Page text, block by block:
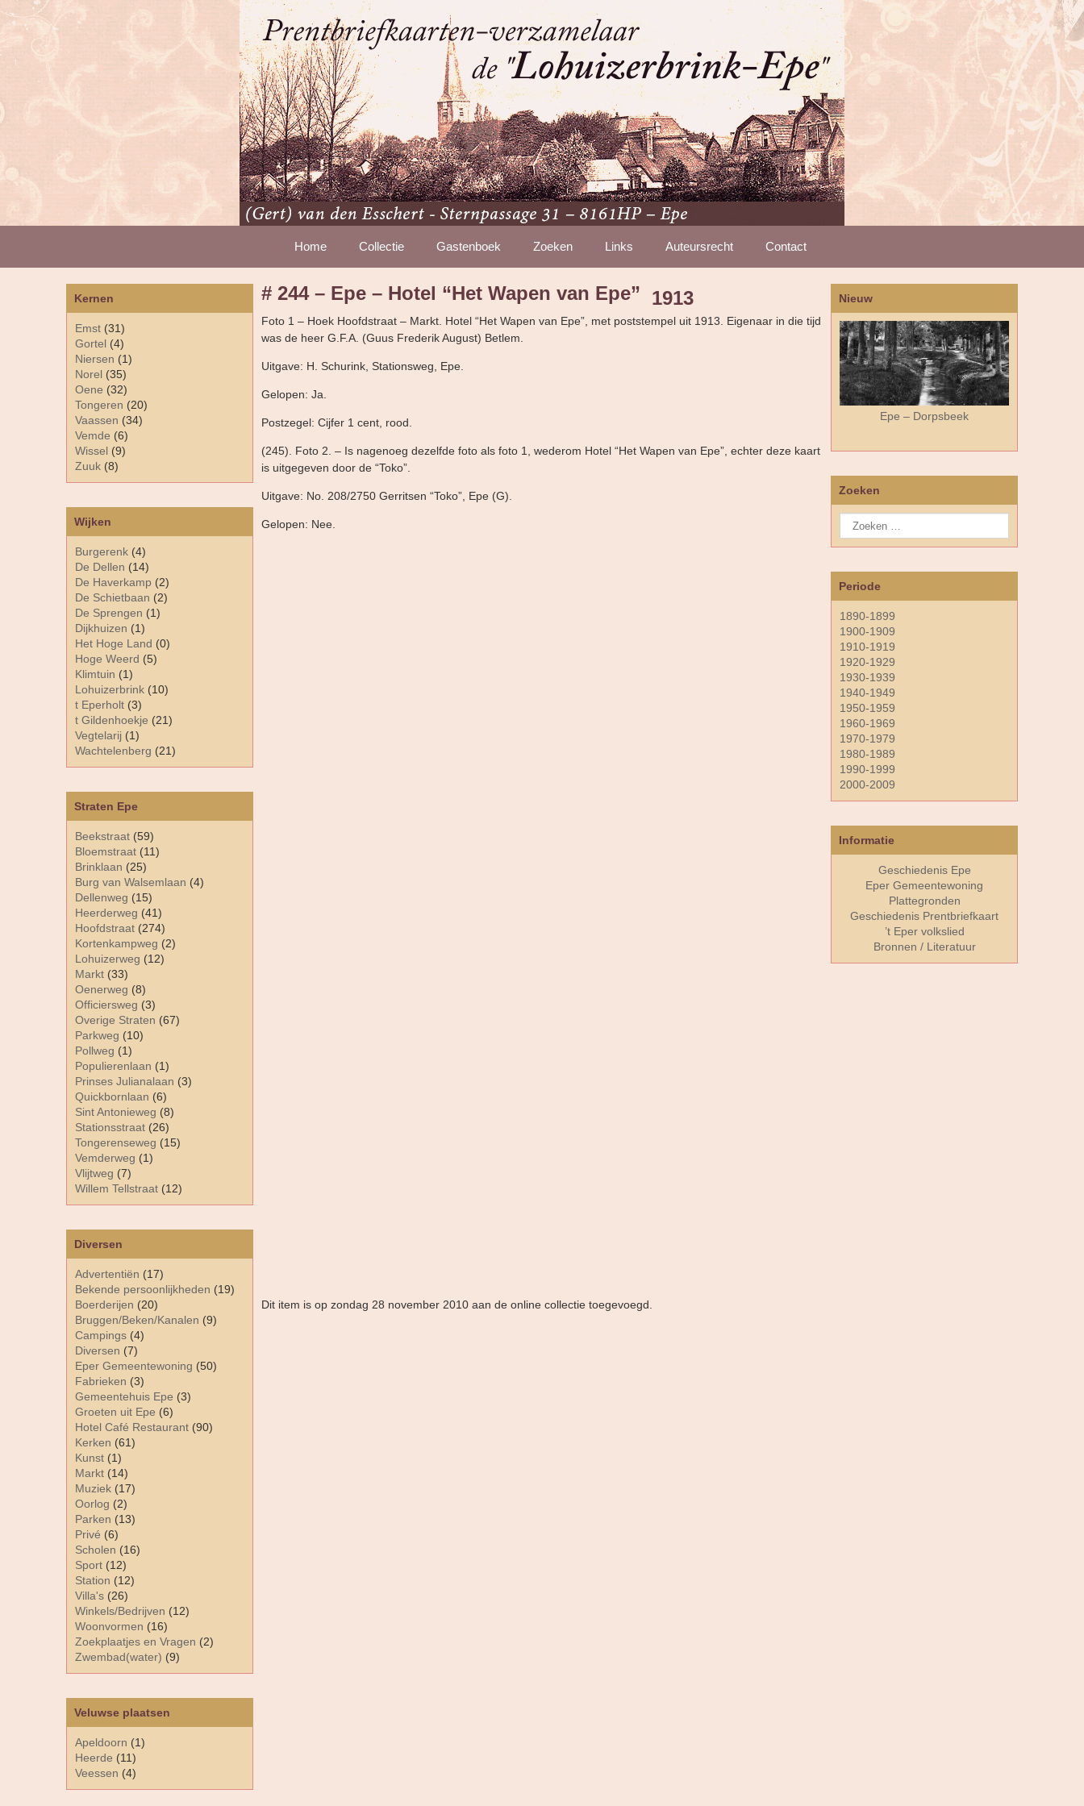
Home Collectie Gastenboek Zoeken Links Auteursrecht Contact
Diversen
Advertentiën (17)
Bekende persoonlijkheden (19)
Boerderijen (20)
Bruggen/Beken/Kanalen (9)
Campings (4)
Diversen (7)
Eper Gemeentewoning (50)
Fabrieken (3)
Gemeentehuis Epe (3)
Groeten uit Epe (6)
Hotel Café Restaurant (90)
Kerken (61)
Kunst (1)
Markt (14)
Muziek (17)
Oorlog (2)
Parken (13)
Privé (6)
Scholen (16)
Sport (12)
Station (12)
Villa's (26)
Winkels/Bedrijven (12)
Woonvormen (16)
Zoekplaatjes en Vragen (2)
Zwembad(water) (9)
Kernen
Emst (31)
Gortel (4)
Niersen (1)
Norel (35)
Oene (32)
Tongeren (20)
Vaassen (34)
Vemde (6)
Wissel (9)
Zuuk (8)
Straten Epe
Beekstraat (59)
Bloemstraat (11)
Brinklaan (25)
Burg van Walsemlaan (4)
Dellenweg (15)
Heerderweg (41)
Hoofdstraat (274)
Kortenkampweg (2)
Lohuizerweg (12)
Markt (33)
Oenerweg (8)
Officiersweg (3)
Overige Straten (67)
Parkweg (10)
Pollweg (1)
Populierenlaan (1)
Prinses Julianalaan (3)
Quickbornlaan (6)
Sint Antonieweg (8)
Stationsstraat (26)
Tongerenseweg (15)
Vemderweg (1)
Vlijtweg (7)
Willem Tellstraat (12)
Veluwse plaatsen
Apeldoorn (1)
Heerde (11)
Veessen (4)
Wijken
Burgerenk (4)
De Dellen (14)
De Haverkamp (2)
De Schietbaan (2)
De Sprengen (1)
Dijkhuizen (1)
Het Hoge Land (0)
Hoge Weerd (5)
Klimtuin (1)
Lohuizerbrink (10)
t Eperholt (3)
t Gildenhoekje (21)
Vegtelarij (1)
Wachtelenberg (21)
# 244 – Epe – Hotel “Het Wapen van Epe” 1913
Foto 1 – Hoek Hoofdstraat – Markt. Hotel “Het Wapen van Epe”, met poststempel uit 1913. Eigenaar in die tijd
was de heer G.F.A. (Guus Frederik August) Betlem.
Uitgave: H. Schurink, Stationsweg, Epe.
Gelopen: Ja.
Postzegel: Cijfer 1 cent, rood.
(245). Foto 2. – Is nagenoeg dezelfde foto als foto 1, wederom Hotel “Het Wapen van Epe”, echter deze kaart
is uitgegeven door de “Toko”.
Uitgave: No. 208/2750 Gerritsen “Toko”, Epe (G).
Gelopen: Nee.
Dit item is op zondag 28 november 2010 aan de online collectie toegevoegd.
Nieuw
Epe – Dorpsbeek
Zoeken
Periode
1890-1899
1900-1909
1910-1919
1920-1929
1930-1939
1940-1949
1950-1959
1960-1969
1970-1979
1980-1989
1990-1999
2000-2009
Informatie
Geschiedenis Epe
Eper Gemeentewoning
Plattegronden
Geschiedenis Prentbriefkaart
’t Eper volkslied
Bronnen / Literatuur